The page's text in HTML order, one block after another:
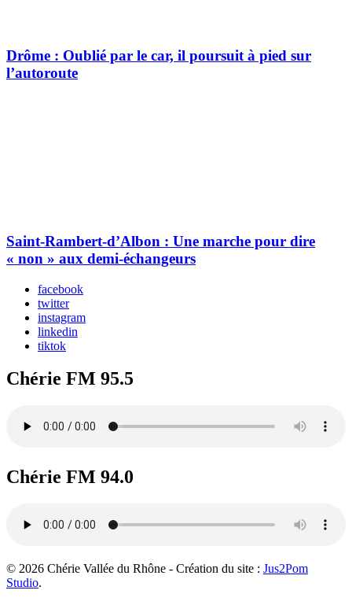
Drôme : Oublié par le car, il poursuit à pied sur
l’autoroute
Saint-Rambert-d’Albon : Une marche pour dire
« non » aux demi-échangeurs
facebook
twitter
instagram
linkedin
tiktok
Chérie FM 95.5
Chérie FM 94.0
© 2026 Chérie Vallée du Rhône - Création du site : Jus2Pom
Studio.